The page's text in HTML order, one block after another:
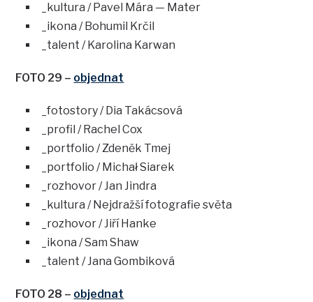
_kultura / Pavel Mára — Mater
_ikona / Bohumil Krčil
_talent / Karolina Karwan
FOTO 29 – objednat
_fotostory / Dia Takácsová
_profil / Rachel Cox
_portfolio / Zdeněk Tmej
_portfolio / Michał Siarek
_rozhovor / Jan Jindra
_kultura / Nejdražší fotografie světa
_rozhovor / Jiří Hanke
_ikona / Sam Shaw
_talent / Jana Gombiková
FOTO 28 – objednat